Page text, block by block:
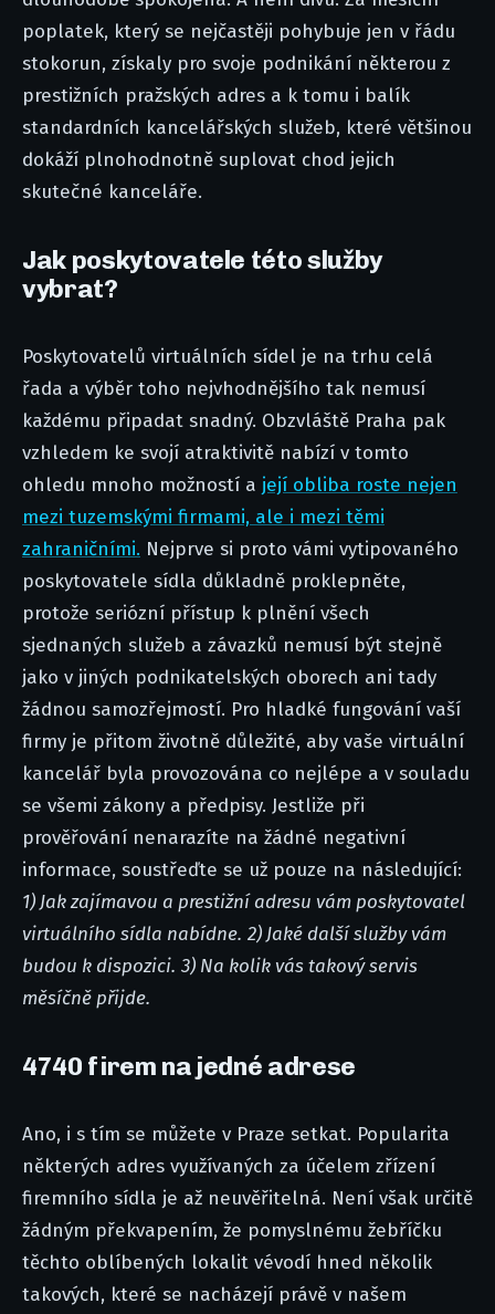
poplatek, který se nejčastěji pohybuje jen v řádu
stokorun, získaly pro svoje podnikání některou z
prestižních pražských adres a k tomu i balík
standardních kancelářských služeb, které většinou
dokáží plnohodnotně suplovat chod jejich
skutečné kanceláře.
Jak poskytovatele této služby
vybrat?
Poskytovatelů virtuálních sídel je na trhu celá
řada a výběr toho nejvhodnějšího tak nemusí
každému připadat snadný. Obzvláště Praha pak
vzhledem ke svojí atraktivitě nabízí v tomto
ohledu mnoho možností a její obliba roste nejen
mezi tuzemskými firmami, ale i mezi těmi
zahraničními. Nejprve si proto vámi vytipovaného
poskytovatele sídla důkladně proklepněte,
protože seriózní přístup k plnění všech
sjednaných služeb a závazků nemusí být stejně
jako v jiných podnikatelských oborech ani tady
žádnou samozřejmostí. Pro hladké fungování vaší
firmy je přitom životně důležité, aby vaše virtuální
kancelář byla provozována co nejlépe a v souladu
se všemi zákony a předpisy. Jestliže při
prověřování nenarazíte na žádné negativní
informace, soustřeďte se už pouze na následující:
1)Jak zajímavou a prestižní adresu vám poskytovatel
virtuálního sídla nabídne. 2)Jaké další služby vám
budou k dispozici. 3) Na kolik vás takový servis
měsíčně přijde.
4740 firem na jedné adrese
Ano, i s tím se můžete v Praze setkat. Popularita
některých adres využívaných za účelem zřízení
firemního sídla je až neuvěřitelná. Není však určitě
žádným překvapením, že pomyslnému žebříčku
těchto oblíbených lokalit vévodí hned několik
takových, které se nacházejí právě v našem